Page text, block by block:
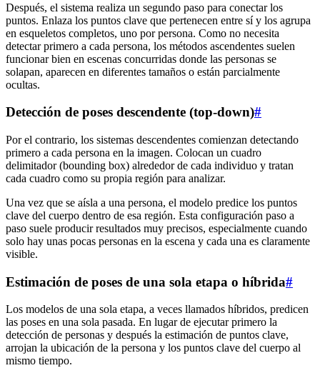
Después, el sistema realiza un segundo paso para conectar los
puntos. Enlaza los puntos clave que pertenecen entre sí y los agrupa
en esqueletos completos, uno por persona. Como no necesita
detectar primero a cada persona, los métodos ascendentes suelen
funcionar bien en escenas concurridas donde las personas se
solapan, aparecen en diferentes tamaños o están parcialmente
ocultas.
Detección de poses descendente (top-down)#
Por el contrario, los sistemas descendentes comienzan detectando
primero a cada persona en la imagen. Colocan un cuadro
delimitador (bounding box) alrededor de cada individuo y tratan
cada cuadro como su propia región para analizar.
Una vez que se aísla a una persona, el modelo predice los puntos
clave del cuerpo dentro de esa región. Esta configuración paso a
paso suele producir resultados muy precisos, especialmente cuando
solo hay unas pocas personas en la escena y cada una es claramente
visible.
Estimación de poses de una sola etapa o híbrida#
Los modelos de una sola etapa, a veces llamados híbridos, predicen
las poses en una sola pasada. En lugar de ejecutar primero la
detección de personas y después la estimación de puntos clave,
arrojan la ubicación de la persona y los puntos clave del cuerpo al
mismo tiempo.